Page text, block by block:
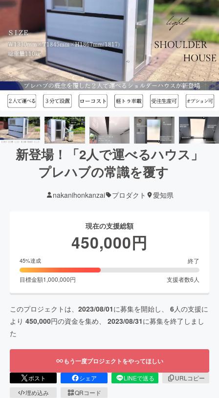
新登場！「2人で運べるハウス」
プレハブの常識を覆す
nakanihonkanzai プロダクト 愛知県
現在の支援総額
450,000円
45%達成 終了
目標金額1,000,000円 支援者数6 人
このプロジェクトは、 2023/08/01に募集を開始し、 6人の支援に
より 450,000円の資金を集め、 2023/08/31に募集を終了しまし
た
もう一度プロジェクトをやってほしい
ポスト シェア LINEで送る
URLコピー
埋め込み
QRコード